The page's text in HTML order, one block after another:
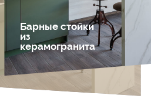
Барные стойки
из
керамогранита